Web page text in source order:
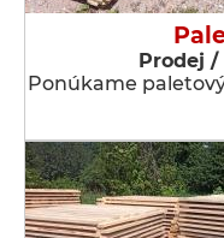
Prodej /
Ponúkame